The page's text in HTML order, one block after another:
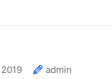
admin